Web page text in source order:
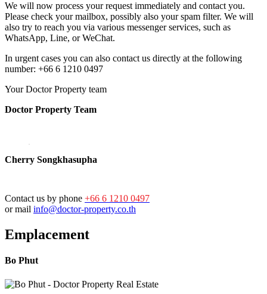
We will now process your request immediately and contact you.
Please check your mailbox, possibly also your spam filter. We will
also try to reach you via various messenger services, such as
WhatsApp, Line, or WeChat.
In urgent cases you can also contact us directly at the following
number: +66 6 1210 0497
Your Doctor Property team
Doctor Property Team
Cherry Songkhasupha
Contact us by phone +66 6 1210 0497
or mail info@doctor-property.co.th
Emplacement
Bo Phut